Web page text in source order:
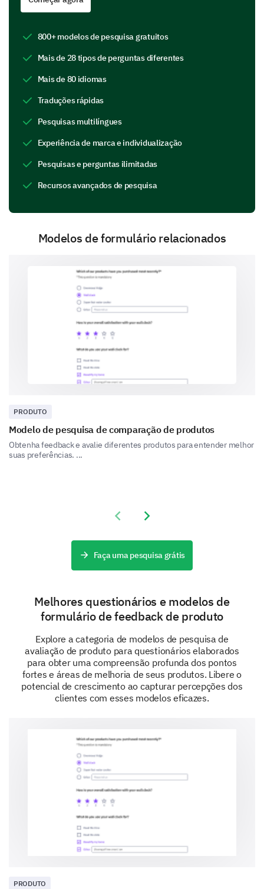
our product.
these features of our product?
Yes
Feature C
Grading Your Satisfaction Level
new perspective.
On a scale of 1 to 5, how satisfied are you with
- Very Dissatisfied
- Dissatisfied
- Very Satisfied
3
score.
Your suggestions can lead the direction of our
800+ modelos de pesquisa gratuitos
Mais de 28 tipos de perguntas diferentes
Mais de 80 idiomas
Traduções rápidas
Pesquisas multilíngues
Experiência de marca e individualização
Pesquisas e perguntas ilimitadas
Recursos avançados de pesquisa
Modelos de formulário relacionados
PRODUTO
Modelo de pesquisa de comparação de produtos
Obtenha feedback e avalie diferentes produtos para entender melhor
suas preferências. ...
Previous slide
Next slide
Faça uma pesquisa grátis
Melhores questionários e modelos de
formulário de feedback de produto
Explore a categoria de modelos de pesquisa de
avaliação de produto para questionários elaborados
para obter uma compreensão profunda dos pontos
fortes e áreas de melhoria de seus produtos. Libere o
potencial de crescimento ao capturar percepções dos
clientes com esses modelos eficazes.
PRODUTO